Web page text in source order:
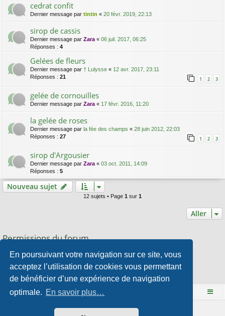
En poursuivant votre navigation sur ce site, vous
acceptez l’utilisation de cookies vous permettant
de bénéficier d’une expérience de navigation
optimale. En savoir plus…
cedrat confit
Dernier message par tintin « 20 févr. 2019, 22:13
sirop de cassis
Dernier message par Zara « 06 juil. 2017, 06:25
Réponses : 4
Gelées de fleurs
Dernier message par † Lulysse « 12 avr. 2017, 23:11
Réponses : 21 1 2 3
gelée de cornouilles
Dernier message par Zara « 17 févr. 2016, 11:20
la gelée de roses
Dernier message par la fée des champs « 28 juin 2012, 22:03
Réponses : 27 1 2 3
sirop d'Argousier
Dernier message par Zara « 03 oct. 2011, 14:09
Réponses : 5
Nouveau sujet
12 sujets • Page 1 sur 1
Aller
Permissions du forum
Vousne pouvez pasrépondre aux sujets dans ce forum
Vousne pouvez pasmodifier vos messages dans ce forum
Vousne pouvez passupprimer vos messages dans ce forum
Vousne pouvez pastransférer de pièces jointes dans ce forum
Le site Mange des fleurs Accueil du forum
Développé parphpBB® Forum Software © phpBB Limited